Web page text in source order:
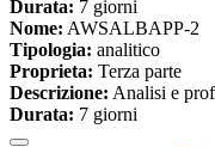
Durata: 7 giorni
Nome: AWSALBAPP-2
Tipologia: analitico
Proprieta: Terza parte
Descrizione: Analisi e
Durata: 7 giorni